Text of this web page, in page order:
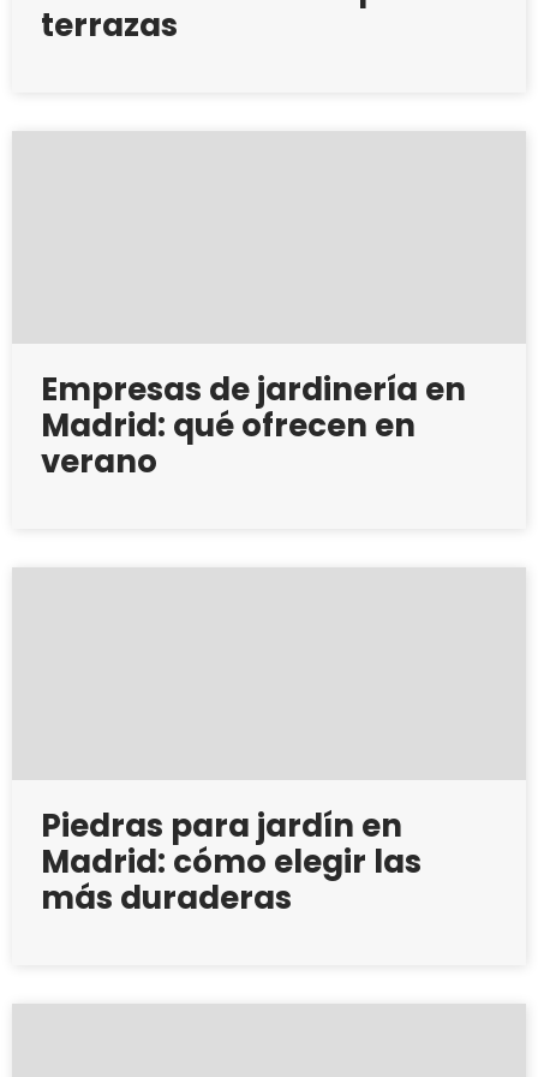
terrazas
Empresas de jardinería en
Madrid: qué ofrecen en
verano
Piedras para jardín en
Madrid: cómo elegir las
más duraderas